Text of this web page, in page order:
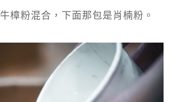
樟粉混合，下面那包是肖楠粉。